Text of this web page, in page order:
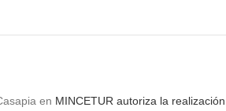
en MINCETUR autoriza la realización